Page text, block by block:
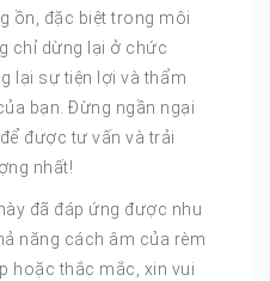
ồn, đặc biệt trong môi
chỉ dừng lại ở chức
lại sự tiện lợi và thẩm
bạn. Đừng ngần ngại
được tư vấn và trải
nhất!
đã đáp ứng được nhu
năng cách âm của rèm
hoặc thắc mắc, xin vui